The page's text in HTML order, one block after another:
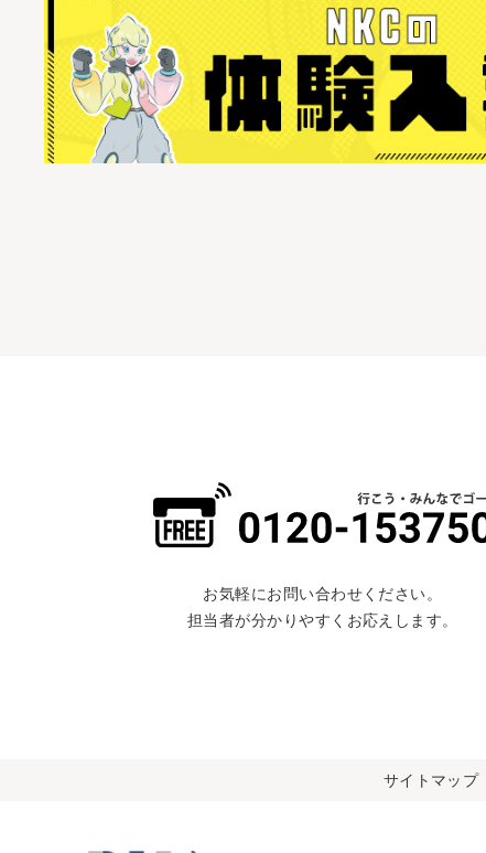
お気軽にお問い合わせください。
担当者が分かりやすくお応えします。
サイトマップ